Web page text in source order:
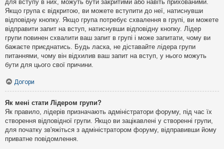
для вступу в них, можуть бути закритими або навіть прихованими.
Якщо група є відкритою, ви можете вступити до неї, натиснувши
відповідну кнопку. Якщо група потребує схвалення в групі, ви можете
відправити запит на вступ, натиснувши відповідну кнопку. Лідер
групи повинен схвалити ваш запит в групі і може запитати, чому ви
бажаєте приєднатись. Будь ласка, не діставайте лідера групи
питаннями, чому він відхилив ваш запит на вступ, у нього можуть
бути для цього свої причини.
Догори
Як мені стати Лідером групи?
Як правило, лідерів призначають адміністратори форуму, під час їх
створення відповідної групи. Якщо ви зацікавлені у створенні групи,
для початку зв'яжіться з адміністратором форуму, відправивши йому
приватне повідомлення.